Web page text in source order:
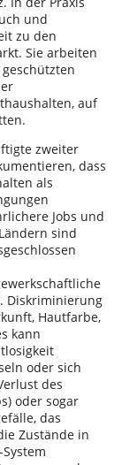
und
zu den
Sie arbeiten
auf
zweiter
dass
als
Jobs und
sind
Diskriminierung
Hautfarbe,
kann
oder sich
des
oder sogar
das
Zustände in